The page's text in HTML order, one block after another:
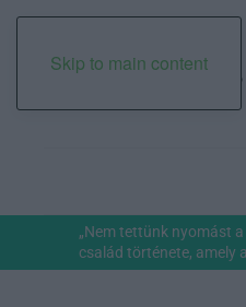
Skip to main content
2026. augusztus
„Nem tettünk nyomást
család története, amely a